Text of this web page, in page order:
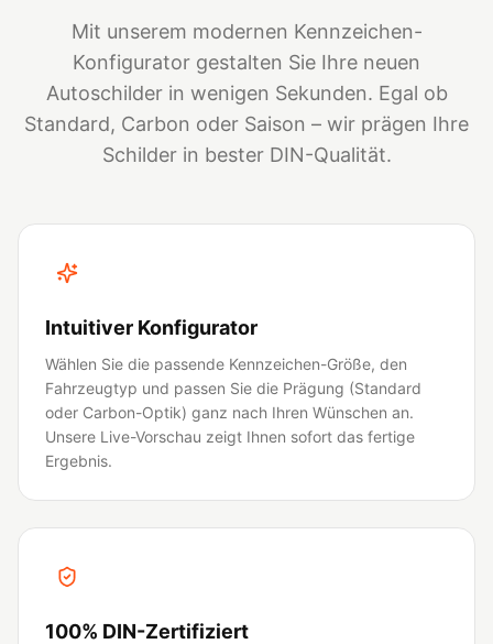
Mit unserem modernen Kennzeichen-
Konfigurator gestalten Sie Ihre neuen
Autoschilder in wenigen Sekunden. Egal ob
Standard, Carbon oder Saison – wir prägen Ihre
Schilder in bester DIN-Qualität.
Intuitiver Konfigurator
Wählen Sie die passende Kennzeichen-Größe, den
Fahrzeugtyp und passen Sie die Prägung (Standard
oder Carbon-Optik) ganz nach Ihren Wünschen an.
Unsere Live-Vorschau zeigt Ihnen sofort das fertige
Ergebnis.
100% DIN-Zertifiziert